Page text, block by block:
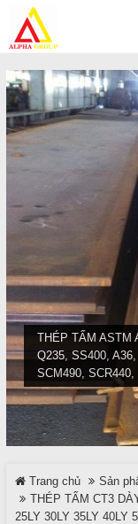
THÉP TẤM ASTM
Q235, SS400,
SCM490, SCR440,
Trang chủ Sản
THÉP TẤM CT3
25LY 30LY 35LY 40LY
DANH MỤC
Sản phẩm
Liên hệ
Đóng
TRÊN MẠNG XÃ
Facebook